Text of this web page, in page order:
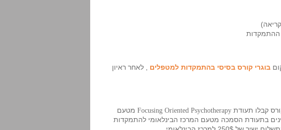
ההתמקדות
בוגרי קורס בסיסי בהתמקדות למטפלים , לאחר ראיון
קבלו תעודת Focusing Oriented Psychotherapy מטעם
בתעודת הסמכה מטעם המרכז הבינלאומי להתמקדות